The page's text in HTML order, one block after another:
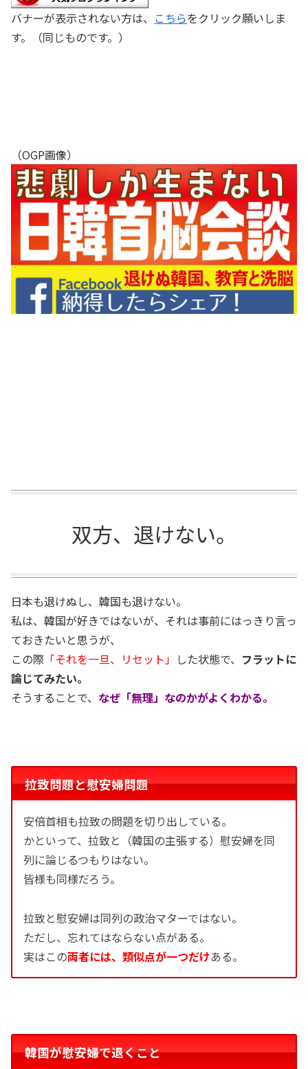
バナーが表示されない方は、 こちらをクリック願いしま
す。（同じものです。）
（OGP画像）
双方、退けない。
日本も退けぬし、韓国も退けない。
私は、韓国が好きではないが、それは事前にはっきり言っ
ておきたいと思うが、
この際 「それを一旦、リセット」 した状態で、 フラットに
論じてみたい。
そうすることで、 なぜ「無理」なのかがよくわかる。
拉致問題と慰安婦問題
安倍首相も拉致の問題を切り出している。
かといって、拉致と（韓国の主張する）慰安婦を同
列に論じるつもりはない。
皆様も同様だろう。
拉致と慰安婦は同列の政治マターではない。
ただし、忘れてはならない点がある。
実はこの両者には、類似点が一つだけある。
韓国が慰安婦で退くこと